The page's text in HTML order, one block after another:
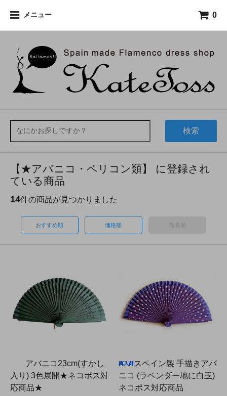
メニュー 0
検索
【★アバニコ・ペリコン類】 に登録され
ている商品
14件の商品が見つかりました
おすすめ順 価格順 新着順
アバニコ23cm(すかし
入り) 3色展開★ネコポス対
応商品★
スペイン製 手描きアバ
ニコ (ラベンダー地に白玉)
ネコポス対応商品